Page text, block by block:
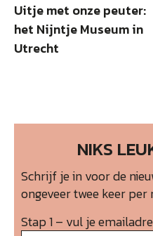
Uitje met onze peuter:
het Nijntje Museum in
Utrecht
NIKS
Schrijf je in voor de
ongeveer twee keer
Stap 1 – vul je